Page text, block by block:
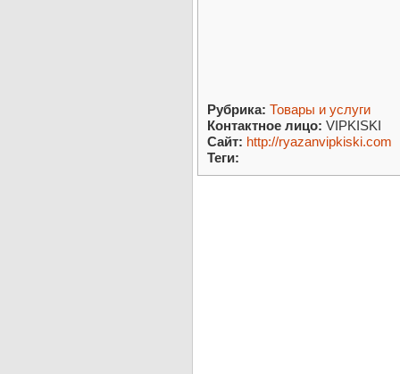
Рубрика: Товары и услуги
Контактное лицо: VIPKISKI
Сайт: http://ryazanvipkiski.com
Теги: